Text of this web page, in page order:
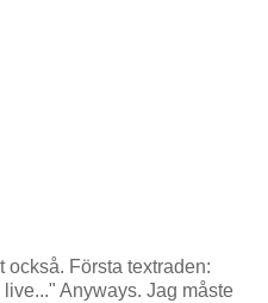
också. Första textraden:
Anyways. Jag måste